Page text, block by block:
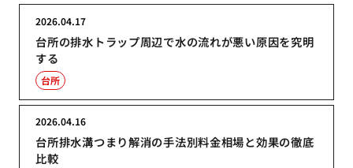
台所の排水トラップ周辺で水の流れが悪い原因を究明
する
2026.04.17
台所
台所排水溝つまり解消の手法別料金相場と効果の徹底
比較
2026.04.16